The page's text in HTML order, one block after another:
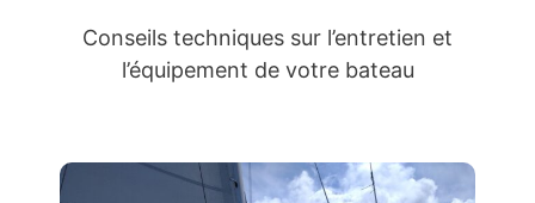
Conseils techniques sur l’entretien et
l’équipement de votre bateau